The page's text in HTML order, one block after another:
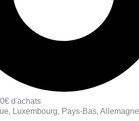
d'achats
Luxembourg, Pays-Bas, Allemagne